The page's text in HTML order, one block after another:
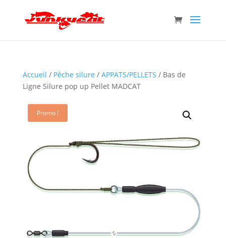
Accueil / Pêche silure / APPATS/PELLETS / Bas de
Ligne Silure pop up Pellet MADCAT
Promo !